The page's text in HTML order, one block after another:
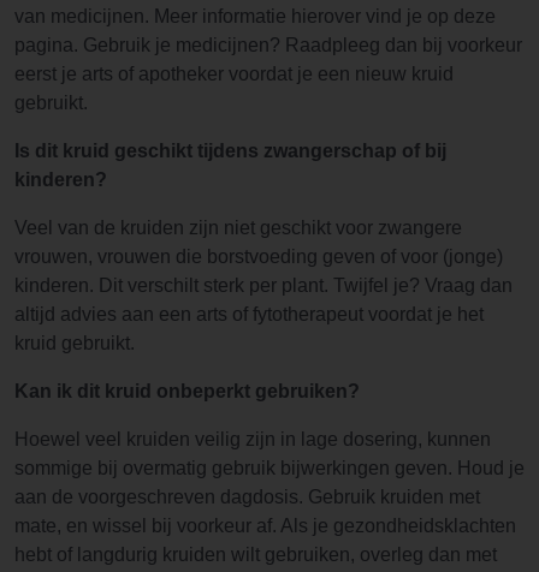
van medicijnen. Meer informatie hierover vind je op deze
pagina. Gebruik je medicijnen? Raadpleeg dan bij voorkeur
eerst je arts of apotheker voordat je een nieuw kruid
gebruikt.
Is dit kruid geschikt tijdens zwangerschap of bij
kinderen?
Veel van de kruiden zijn niet geschikt voor zwangere
vrouwen, vrouwen die borstvoeding geven of voor (jonge)
kinderen. Dit verschilt sterk per plant. Twijfel je? Vraag dan
altijd advies aan een arts of fytotherapeut voordat je het
kruid gebruikt.
Kan ik dit kruid onbeperkt gebruiken?
Hoewel veel kruiden veilig zijn in lage dosering, kunnen
sommige bij overmatig gebruik bijwerkingen geven. Houd je
aan de voorgeschreven dagdosis. Gebruik kruiden met
mate, en wissel bij voorkeur af. Als je gezondheidsklachten
hebt of langdurig kruiden wilt gebruiken, overleg dan met